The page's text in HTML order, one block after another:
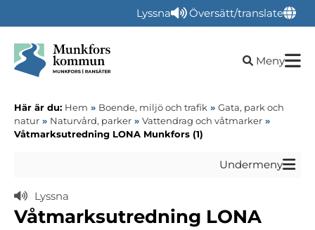
Lyssna Översätt/translate
Öppna
Meny
Här är du: Hem » Boende, miljö och trafik » Gata, park och
natur » Naturvård, parker » Vattendrag och våtmarker »
Våtmarksutredning LONA Munkfors (1)
Undermeny
Lyssna
Våtmarksutredning LONA